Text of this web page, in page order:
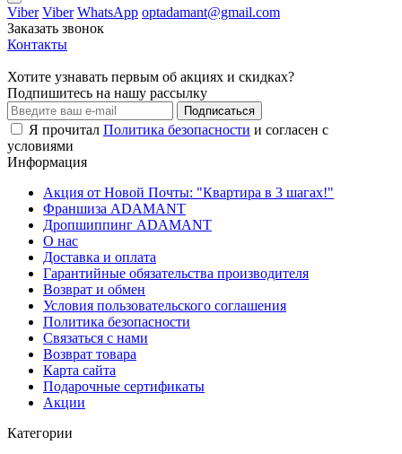
Viber Viber WhatsApp optadamant@gmail.com
Заказать звонок
Контакты
Хотите узнавать первым об акциях и скидках?
Подпишитесь на нашу рассылку
Подписаться
Я прочитал Политика безопасности и согласен с
условиями
Информация
Акция от Новой Почты: "Квартира в 3 шагах!"
Франшиза ADAMANT
Дропшиппинг ADAMANT
О нас
Доставка и оплата
Гарантийные обязательства производителя
Возврат и обмен
Условия пользовательского соглашения
Политика безопасности
Связаться с нами
Возврат товара
Карта сайта
Подарочные сертификаты
Акции
Категории